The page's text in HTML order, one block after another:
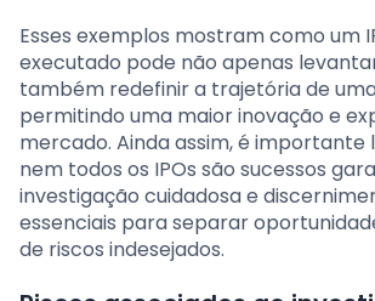
Esses exemplos mostram como um
executado pode não apenas
também redefinir a trajetória de
permitindo uma maior inovação e
mercado. Ainda assim, é importante
nem todos os IPOs são sucessos
investigação cuidadosa e
essenciais para separar
de riscos indesejados.